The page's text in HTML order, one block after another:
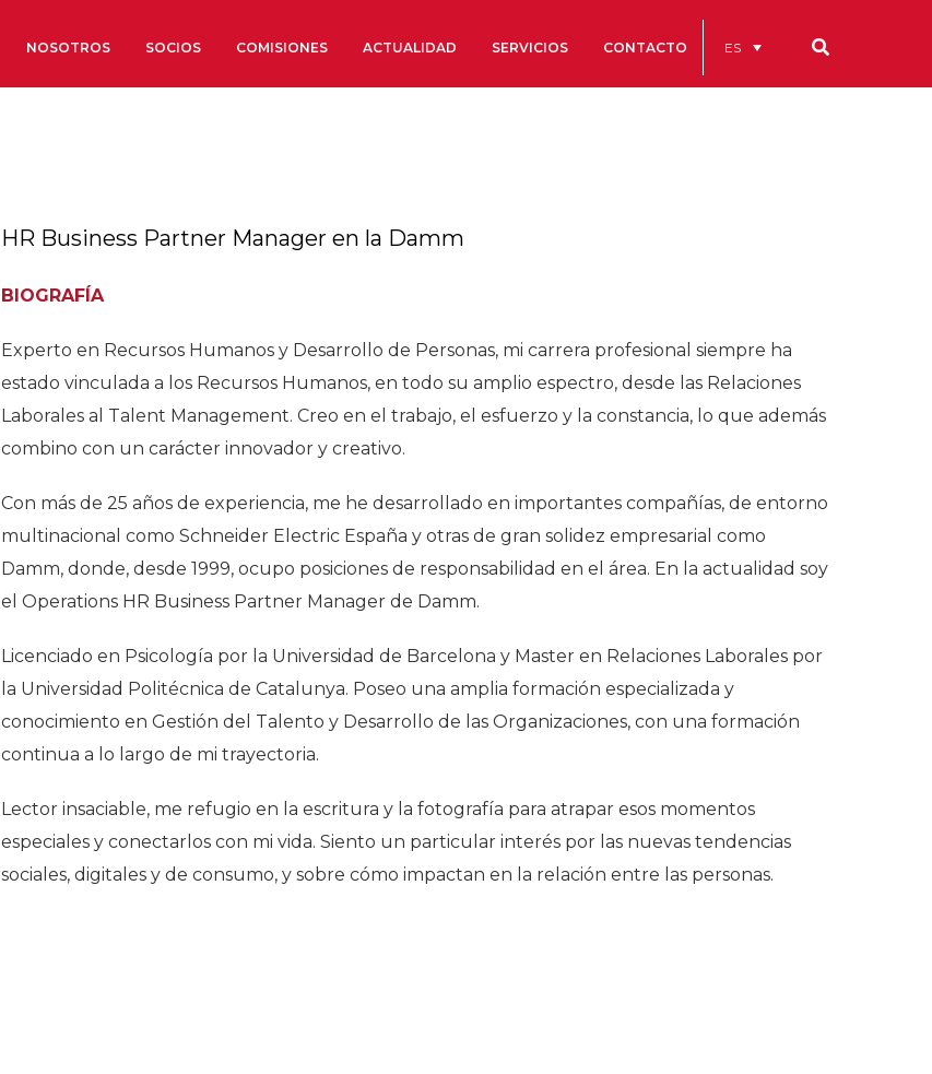
NOSOTROS
Estructura Ejecutiva
Sociedad Barcelonesa de Estudios
Económicos y Sociales
Organizaciones territoriales
Conoce más
SOCIOS COMISIONES ACTUALIDAD SERVICIOS CONTACTO ES
HR Business Partner Manager en la Damm
BIOGRAFÍA
Experto en Recursos Humanos y Desarrollo de Personas, mi carrera profesional siempre ha
estado vinculada a los Recursos Humanos, en todo su amplio espectro, desde las Relaciones
Laborales al Talent Management. Creo en el trabajo, el esfuerzo y la constancia, lo que además
combino con un carácter innovador y creativo.
Con más de 25 años de experiencia, me he desarrollado en importantes compañías, de entorno
multinacional como Schneider Electric España y otras de gran solidez empresarial como
Damm, donde, desde 1999, ocupo posiciones de responsabilidad en el área. En la actualidad soy
el Operations HR Business Partner Manager de Damm.
Licenciado en Psicología por la Universidad de Barcelona y Master en Relaciones Laborales por
la Universidad Politécnica de Catalunya. Poseo una amplia formación especializada y
conocimiento en Gestión del Talento y Desarrollo de las Organizaciones, con una formación
continua a lo largo de mi trayectoria.
Lector insaciable, me refugio en la escritura y la fotografía para atrapar esos momentos
especiales y conectarlos con mi vida. Siento un particular interés por las nuevas tendencias
sociales, digitales y de consumo, y sobre cómo impactan en la relación entre las personas.